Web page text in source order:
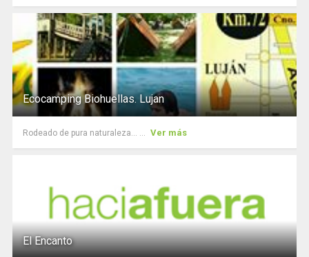
Ecocamping Biohuellas. Lujan
Rodeado de pura naturaleza... ... Ver más
El Encanto